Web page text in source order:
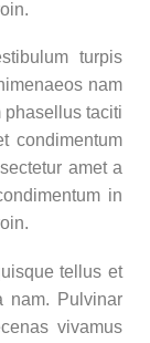
turpis
nam
taciti
condimentum
amet a
in
tellus et
nam. Pulvinar
vivamus